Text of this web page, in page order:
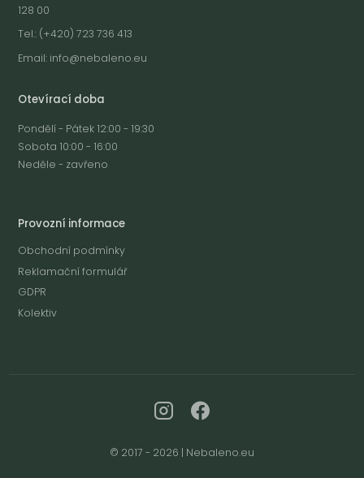
128 00
Tel.: (+420) 723 736 413
Email: info@nebaleno.eu
Otevírací doba
Pondělí - Pátek 12:00 - 19:30
Sobota 10:00 - 16:00
Neděle - zavřeno
Provozní informace
Obchodní podmínky
Reklamační formulář
GDPR
Kolektiv
© 2017 - 2026 | Nebaleno.eu